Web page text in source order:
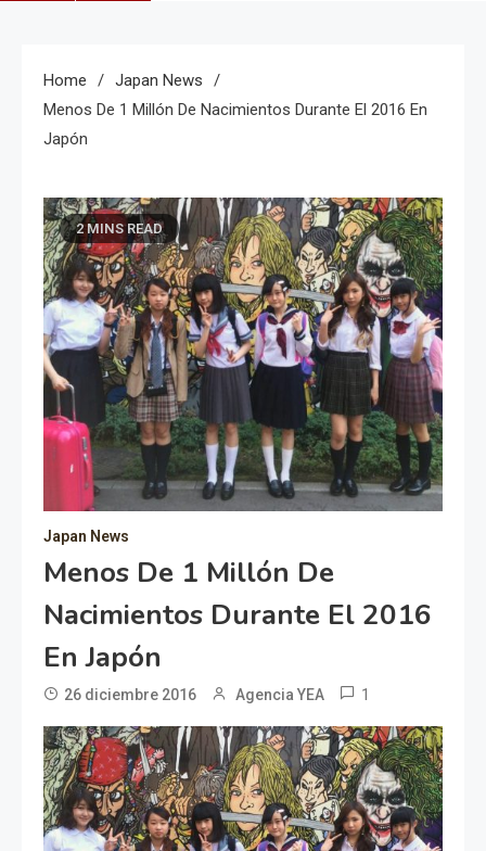
Home
Japan News
Menos De 1 Millón De Nacimientos Durante El 2016 En
Japón
2 MINS READ
Japan News
Menos De 1 Millón De
Nacimientos Durante El 2016
En Japón
26 diciembre 2016 Agencia YEA 1